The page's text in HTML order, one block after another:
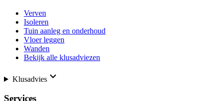
Verven
Isoleren
Tuin aanleg en onderhoud
Vloer leggen
Wanden
Bekijk alle klusadviezen
Klusadvies
Services